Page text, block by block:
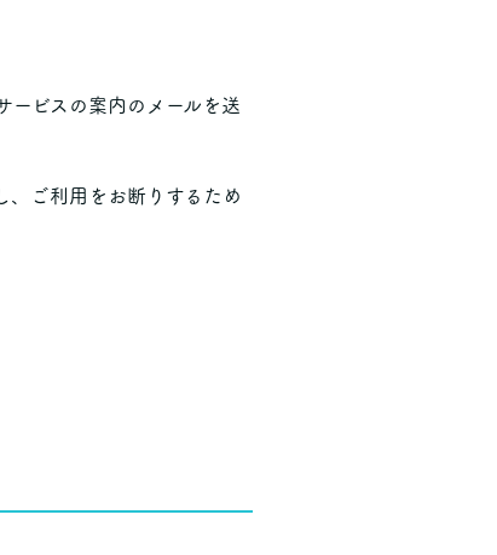
ービスの案内のメールを送
、ご利用をお断りするため